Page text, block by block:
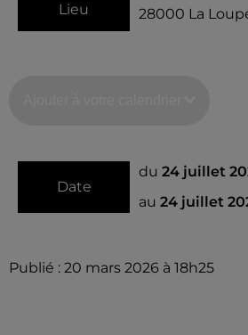
Lieu 28000 La
Date
du 24 juillet
au 24 juillet
Publié : 20 mars 2026 à 18h25